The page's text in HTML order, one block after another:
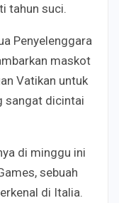
tahun suci.
Penyelenggara
maskot
Vatikan untuk
sangat dicintai
di minggu ini
sebuah
di Italia.